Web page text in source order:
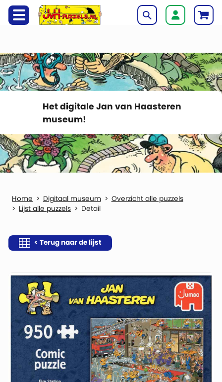
Het digitale Jan van Haasteren
museum!
Digitaal museum
Overzicht alle puzzels
Lijst alle puzzels
Detail
< Terug naar de lijst